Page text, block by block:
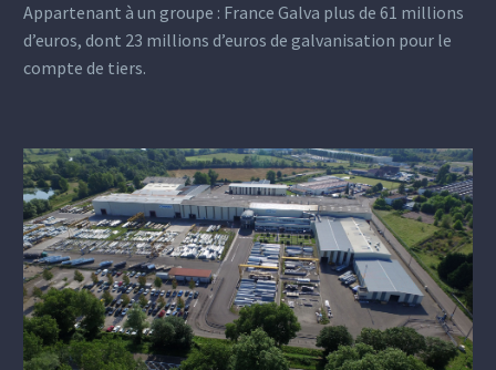
Appartenant à un groupe : France Galva plus de 61 millions
d’euros, dont 23 millions d’euros de galvanisation pour le
compte de tiers.